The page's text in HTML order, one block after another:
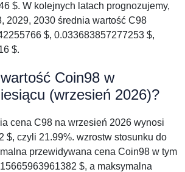
$. W kolejnych latach prognozujemy,
2029, 2030 średnia wartość C98
$, 0.033683857277253 $,
$.
Coin98 w
(wrzesień 2026)?
cena C98 na wrzesień 2026 wynosi
$, czyli 21.99%. wzrostw stosunku do
przewidywana cena Coin98 w tym
$, a maksymalna